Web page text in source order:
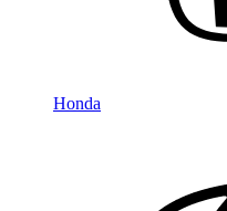
Honda